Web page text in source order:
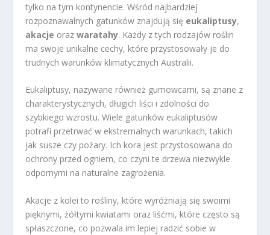
tylko na tym kontynencie. Wśród najbardziej
rozpoznawalnych gatunków znajdują się eukaliptusy,
akacje orazwaratahy. Każdy z tych rodzajów roślin
ma swoje unikalne cechy, które przystosowały je do
trudnych warunków klimatycznych Australii.
Eukaliptusy, nazywane również gumowcami, są znane z
charakterystycznych, długich liści i zdolności do
szybkiego wzrostu. Wiele gatunków eukaliptusów
potrafi przetrwać w ekstremalnych warunkach, takich
jak susze czy pożary. Ich kora jest przystosowana do
ochrony przed ogniem, co czyni te drzewa niezwykle
odpornymi na naturalne zagrożenia.
Akacje z kolei to rośliny, które wyróżniają się swoimi
pięknymi, żółtymi kwiatami oraz liśćmi, które często są
spłaszczone, co pozwala im lepiej radzić sobie w